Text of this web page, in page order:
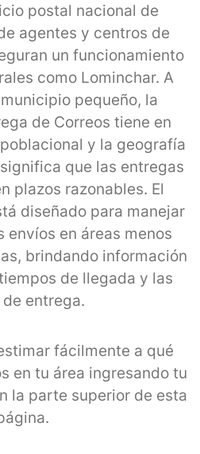
postal nacional de
agentes y centros de
un funcionamiento
como Lominchar. A
pequeño, la
de Correos tiene en
y la geografía
que las entregas
plazos razonables. El
diseñado para manejar
envíos en áreas menos
brindando información
de llegada y las
de entrega.
fácilmente a qué
en tu área ingresando tu
la parte superior de esta